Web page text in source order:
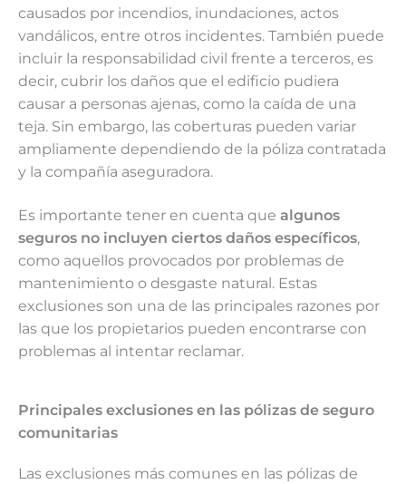
causados por incendios, inundaciones, actos
vandálicos, entre otros incidentes. También puede
incluir la responsabilidad civil frente a terceros, es
decir, cubrir los daños que el edificio pudiera
causar a personas ajenas, como la caída de una
teja. Sin embargo, las coberturas pueden variar
ampliamente dependiendo de la póliza contratada
y la compañía aseguradora.
Es importante tener en cuenta que algunos
seguros no incluyen ciertos daños específicos,
como aquellos provocados por problemas de
mantenimiento o desgaste natural. Estas
exclusiones son una de las principales razones por
las que los propietarios pueden encontrarse con
problemas al intentar reclamar.
Principales exclusiones en las pólizas de seguro
comunitarias
Las exclusiones más comunes en las pólizas de